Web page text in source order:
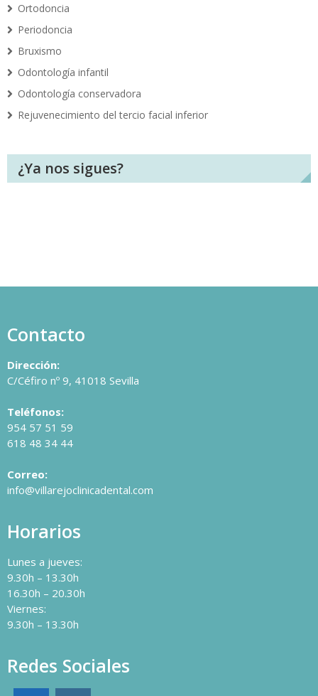
Ortodoncia
Periodoncia
Bruxismo
Odontología infantil
Odontología conservadora
Rejuvenecimiento del tercio facial inferior
¿Ya nos sigues?
Contacto
Dirección:
C/Céfiro nº 9, 41018 Sevilla
Teléfonos:
954 57 51 59
618 48 34 44
Correo:
info@villarejoclinicadental.com
Horarios
Lunes a jueves:
9.30h – 13.30h
16.30h – 20.30h
Viernes:
9.30h – 13.30h
Redes Sociales